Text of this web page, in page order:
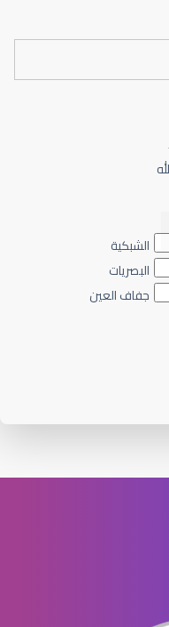
الشبكية
البصريات
جفاف العين